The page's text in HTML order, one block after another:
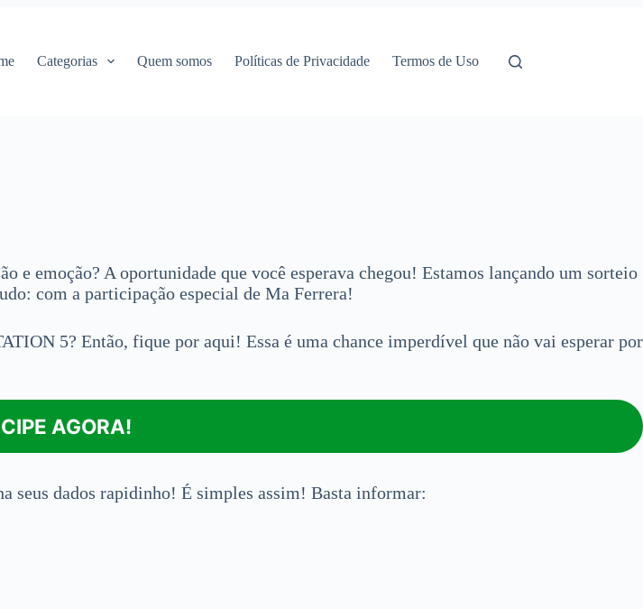
Categorias Quem somos Políticas de Privacidade Termos de Uso
e emoção? A oportunidade que você esperava chegou! Estamos lançando um sorteio
com a participação especial de Ma Ferrera!
5? Então, fique por aqui! Essa é uma chance imperdível que não vai esperar por
AGORA!
seus dados rapidinho! É simples assim! Basta informar: